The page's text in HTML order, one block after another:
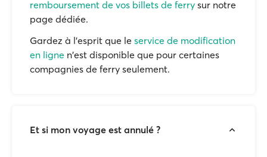
remboursement de vos billets de ferry sur notre
page dédiée.
Gardez à l'esprit que le service de modification
en ligne n'est disponible que pour certaines
compagnies de ferry seulement.
Et si mon voyage est annulé ?